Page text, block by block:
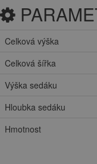
Celková výška
Celková šířka
Výška sedáku
Hloubka sedáku
Hmotnost